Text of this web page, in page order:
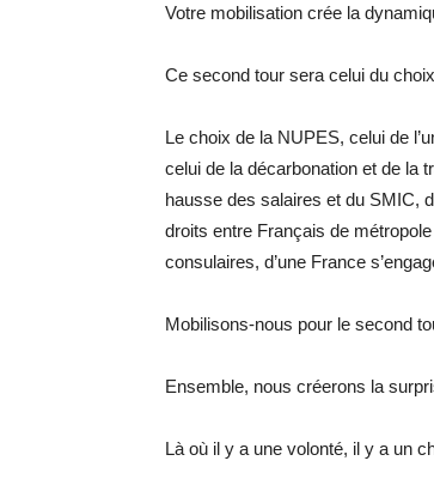
Votre mobilisation crée la
Ce second tour sera celui du
Le choix de la NUPES, celui de
celui de la décarbonation et de la
hausse des salaires et du SMIC,
droits entre Français de
consulaires, d’une France
Mobilisons-nous pour le second
Ensemble, nous créerons la
Là où il y a une volonté, il y a un